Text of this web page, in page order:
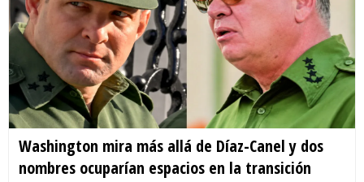
Washington mira más allá de Díaz-Canel y dos
nombres ocuparían espacios en la transición